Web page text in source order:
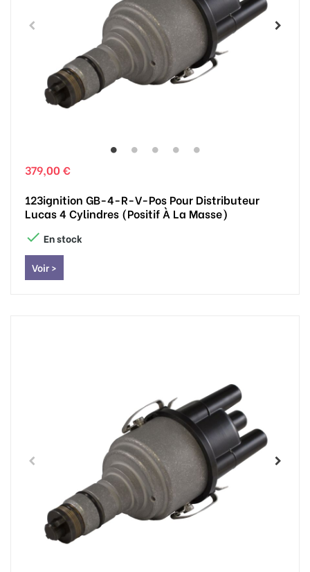
379,00 €
123ignition GB-4-R-V-Pos Pour Distributeur
Lucas 4 Cylindres (positif À La Masse)
 En stock
Voir >